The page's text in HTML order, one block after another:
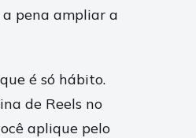
pena ampliar a
é só hábito.
de Reels no
aplique pelo